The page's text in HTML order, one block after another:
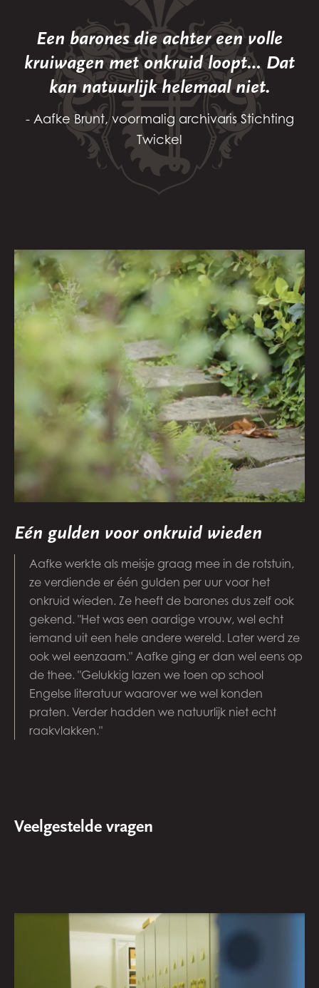
Een barones die achter een volle
kruiwagen met onkruid loopt… Dat
kan natuurlijk helemaal niet.
Aafke Brunt, voormalig archivaris Stichting
Twickel
Eén gulden voor onkruid wieden
Aafke werkte als meisje graag mee in de rotstuin,
ze verdiende er één gulden per uur voor het
onkruid wieden. Ze heeft de barones dus zelf ook
gekend. "Het was een aardige vrouw, wel echt
iemand uit een hele andere wereld. Later werd ze
ook wel eenzaam." Aafke ging er dan wel eens op
de thee. "Gelukkig lazen we toen op school
Engelse literatuur waarover we wel konden
praten. Verder hadden we natuurlijk niet echt
raakvlakken."
Veelgestelde vragen